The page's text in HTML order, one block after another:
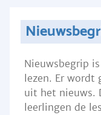
Nieuwsbegrip
lezen. Er
uit het nieuws.
leerlingen de